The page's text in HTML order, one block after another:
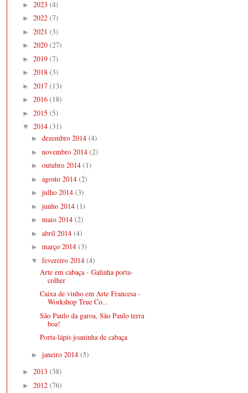
► 2023 (4)
► 2022 (7)
► 2021 (3)
► 2020 (27)
► 2019 (7)
► 2018 (3)
► 2017 (13)
► 2016 (18)
► 2015 (5)
▼ 2014 (31)
► dezembro 2014 (4)
► novembro 2014 (2)
► outubro 2014 (1)
► agosto 2014 (2)
► julho 2014 (3)
► junho 2014 (1)
► maio 2014 (2)
► abril 2014 (4)
► março 2014 (3)
▼ fevereiro 2014 (4)
Arte em cabaça - Galinha porta-
colher
Caixa de vinho em Arte Francesa -
Workshop True Co...
São Paulo da garoa, São Paulo terra
boa!
Porta-lápis joaninha de cabaça
► janeiro 2014 (5)
► 2013 (38)
► 2012 (76)